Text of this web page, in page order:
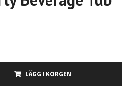
LÄGG I KORGEN